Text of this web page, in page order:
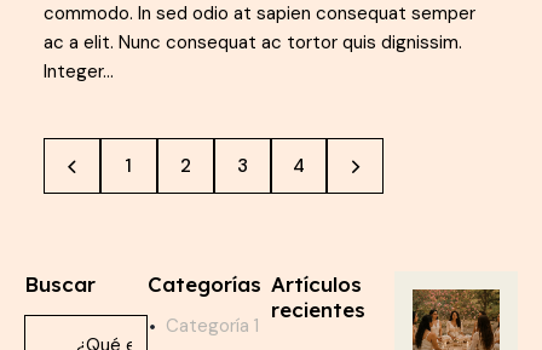
commodo. In sed odio at sapien consequat semper
ac a elit. Nunc consequat ac tortor quis dignissim.
Integer…
1 2 3 4
>
Buscar Categorías
Categoría 1
Artículos
recientes